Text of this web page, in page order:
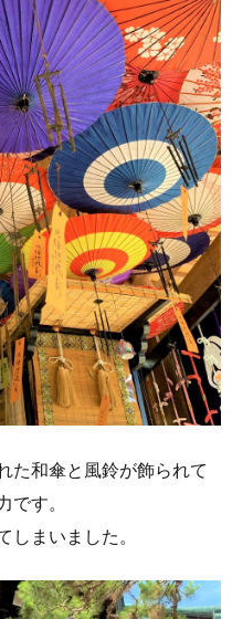
た和傘と風鈴が飾られて
す。
まいました。